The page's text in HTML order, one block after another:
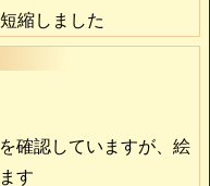
縮しました
確認していますが、絵
す